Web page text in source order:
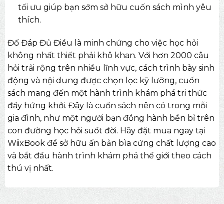
tối ưu giúp bạn sớm sở hữu cuốn sách mình yêu
thích.
Đố Đáp Đủ Điều là minh chứng cho việc học hỏi
không nhất thiết phải khô khan. Với hơn 2000 câu
hỏi trải rộng trên nhiều lĩnh vực, cách trình bày sinh
động và nội dung được chọn lọc kỹ lưỡng, cuốn
sách mang đến một hành trình khám phá tri thức
đầy hứng khởi. Đây là cuốn sách nên có trong mỗi
gia đình, như một người bạn đồng hành bền bỉ trên
con đường học hỏi suốt đời. Hãy đặt mua ngay tại
WiixBook để sở hữu ấn bản bìa cứng chất lượng cao
và bắt đầu hành trình khám phá thế giới theo cách
thú vị nhất.